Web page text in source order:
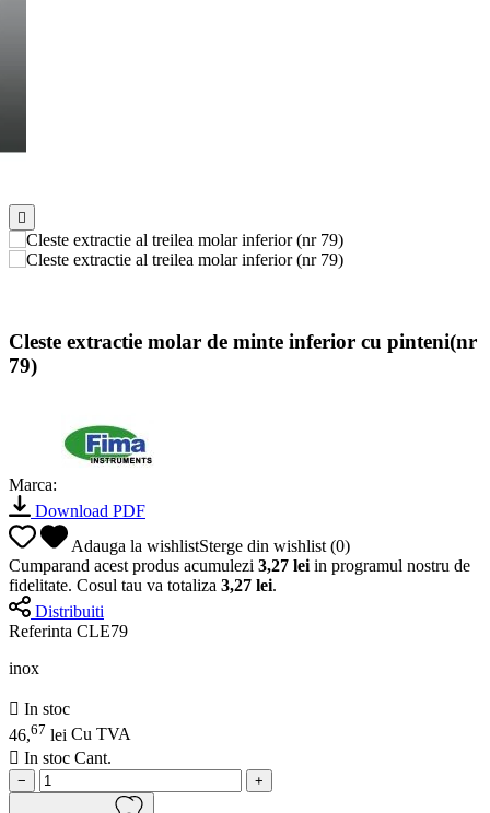

Cleste extractie molar de minte inferior cu pinteni(nr
79)
Marca:
Download PDF
Adauga la wishlistSterge din wishlist (0)
Cumparand acest produs acumulezi 3,27 lei in programul nostru de
fidelitate. Cosul tau va totaliza 3,27 lei.
Distribuiti
Referinta CLE79
inox
 In stoc
46,67 lei Cu TVA
 In stoc Cant.
− +